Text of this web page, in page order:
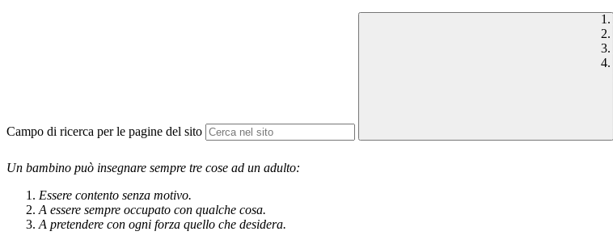
Campo di ricerca per le pagine del sito
Un bambino può insegnare sempre tre cose ad un adulto:
Essere contento senza motivo.
A essere sempre occupato con qualche cosa.
A pretendere con ogni forza quello che desidera.